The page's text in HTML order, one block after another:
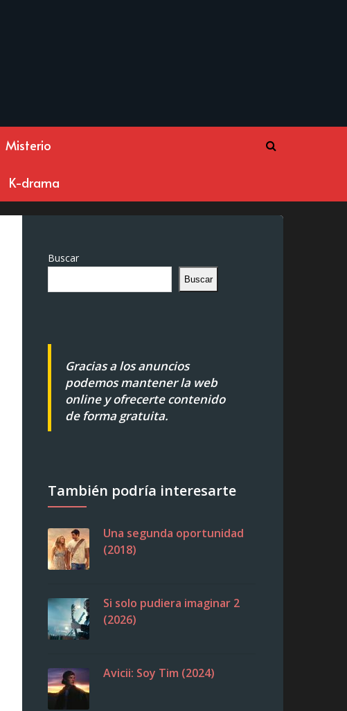
Misterio
K-drama
Buscar
Buscar
Gracias a los anuncios
podemos mantener la web
online y ofrecerte contenido
de forma gratuita.
También podría interesarte
Una segunda oportunidad
(2018)
Si solo pudiera imaginar 2
(2026)
Avicii: Soy Tim (2024)